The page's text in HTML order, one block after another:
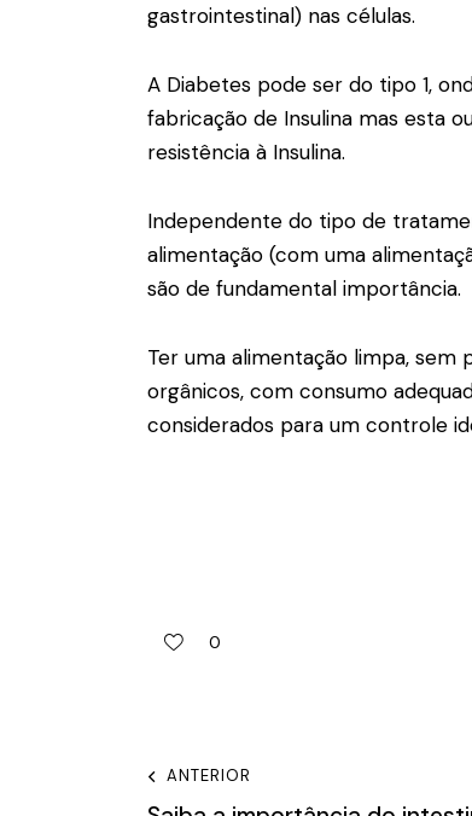
gastrointestinal) nas células.
A Diabetes pode ser do tipo 1,
fabricação de Insulina mas esta
resistência à Insulina.
Independente do tipo de
alimentação (com uma
são de fundamental importância.
Ter uma alimentação limpa, sem
orgânicos, com consumo
considerados para um controle
0
ANTERIOR